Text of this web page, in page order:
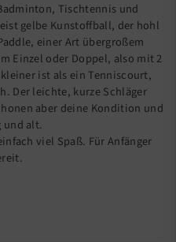
Tischtennis und
gelbe Kunstoffball, der hohl
einer Art übergroßem
Einzel oder Doppel, also mit 2
ist als ein Tenniscourt,
Der leichte, kurze Schläger
aber deine Kondition und
und alt.
viel Spaß. Für Anfänger